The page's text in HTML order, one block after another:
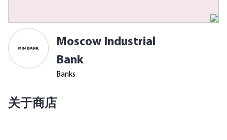
Moscow Industrial
Bank
Banks
关于商店